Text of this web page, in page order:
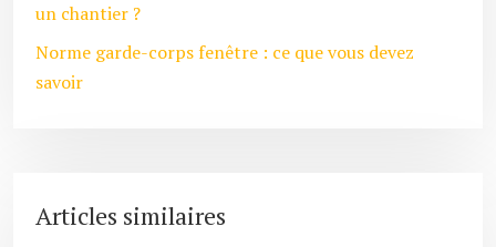
un chantier ?
Norme garde-corps fenêtre : ce que vous devez
savoir
Articles similaires